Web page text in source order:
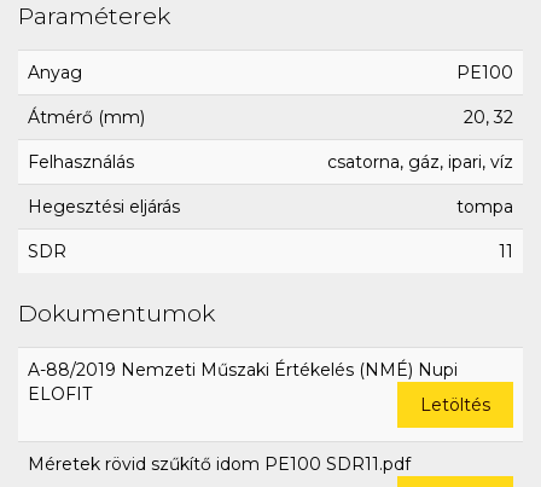
Paraméterek
Anyag PE100
Átmérő (mm) 20, 32
Felhasználás csatorna, gáz, ipari, víz
Hegesztési eljárás tompa
SDR 11
Dokumentumok
A-88/2019 Nemzeti Műszaki Értékelés (NMÉ) Nupi
ELOFIT
Letöltés
Méretek rövid szűkítő idom PE100 SDR11.pdf